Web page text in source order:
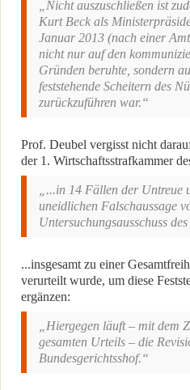
„Nicht auszuschließen ist
Kurt Beck als
Januar 2013 (nach einer
nicht nur auf den
Gründen beruhte, sondern
feststehende Scheitern des
zurückzuführen war.“
Prof. Deubel vergisst nicht
der 1. Wirtschaftsstrafkammer
„...in 14 Fällen der
uneidlichen Falschaussage
Untersuchungsausschuss
...insgesamt zu einer
verurteilt wurde, um diese
ergänzen:
„Hiergegen läuft – mit dem
gesamten Urteils – die
Bundesgerichtsshof.“